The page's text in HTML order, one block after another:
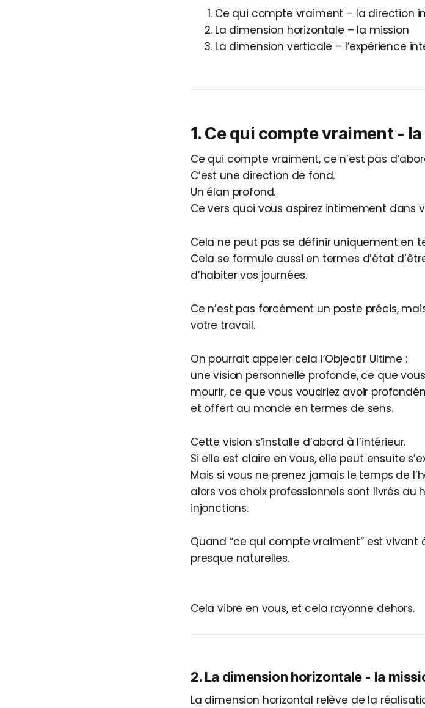
Ce qui compte vraiment – la direction
La dimension horizontale – la mission
La dimension verticale – l’expérience
1. Ce qui compte vraiment -
Ce qui compte vraiment, ce n’est pas
C’est une direction de fond.
Un élan profond.
Ce vers quoi vous aspirez intimement dans
Cela ne peut pas se définir uniquement en
Cela se formule aussi en termes d’état
d’habiter vos journées.
Ce n’est pas forcément un poste précis,
votre travail.
On pourrait appeler cela l’Objectif Ultime :
une vision personnelle profonde, ce que
mourir, ce que vous voudriez avoir
et offert au monde en termes de sens.
Cette vision s’installe d’abord à l’intérieur.
Si elle est claire en vous, elle peut ensuite
Mais si vous ne prenez jamais le temps de
alors vos choix professionnels sont livrés au
injonctions.
Quand “ce qui compte vraiment” est vivant
presque naturelles.
Cela vibre en vous, et cela rayonne dehors.
2. La dimension horizontale - la
La dimension horizontal relève de la